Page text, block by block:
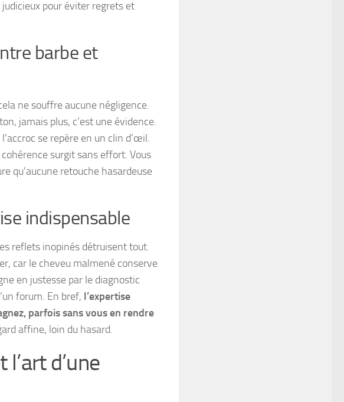
pour éviter regrets et
barbe et
ne souffre aucune négligence.
jamais plus, c’est une évidence.
se repère en un clin d’œil.
surgit sans effort. Vous
qu’aucune retouche hasardeuse
indispensable
reflets inopinés détruisent tout.
car le cheveu malmené conserve
en justesse par le diagnostic
forum. En bref, l’expertise
parfois sans vous en rendre
affine, loin du hasard.
d’une